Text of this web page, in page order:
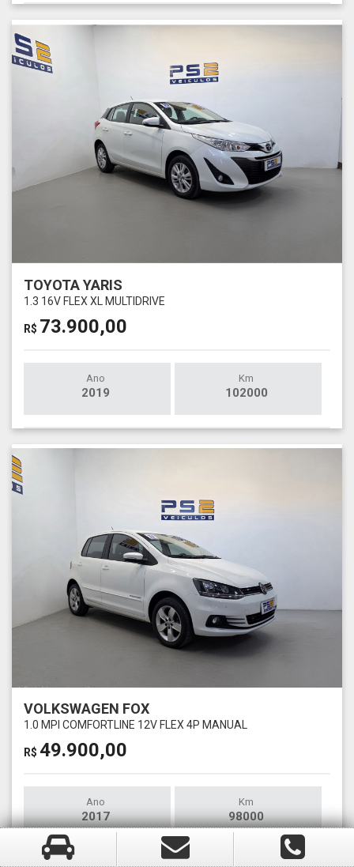
TOYOTA YARIS
1.3 16V FLEX XL MULTIDRIVE
R$ 73.900,00
Ano
2019
Km
102000
VOLKSWAGEN FOX
1.0 MPI COMFORTLINE 12V FLEX 4P MANUAL
R$ 49.900,00
Ano
2017
Km
98000